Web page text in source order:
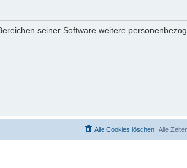
seiner Software weitere
Alle
Alle Cookies löschen